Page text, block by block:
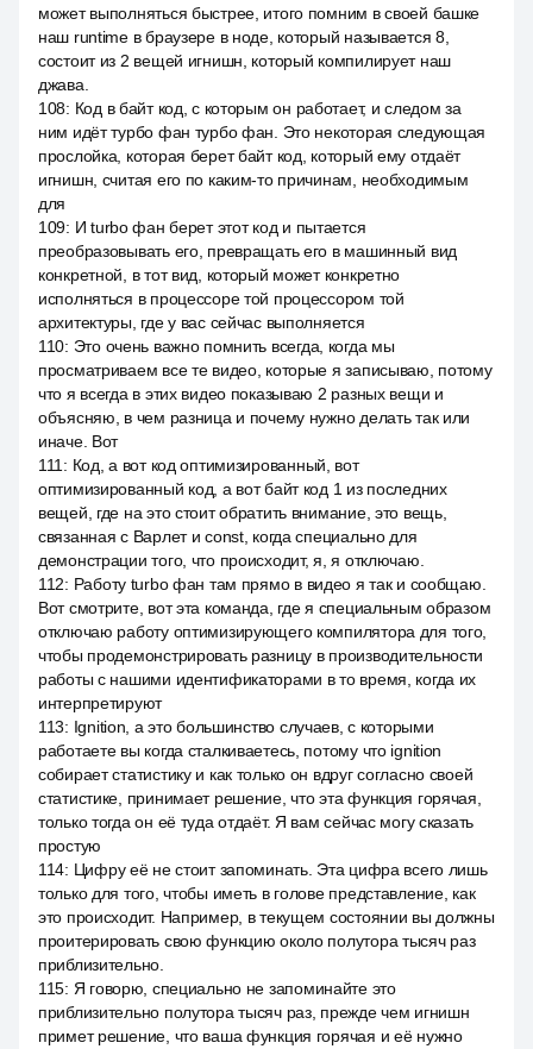
может выполняться быстрее, итого помним в своей башке
наш runtime в браузере в ноде, который называется 8,
состоит из 2 вещей игнишн, который компилирует наш
джава.
108: Код в байт код, с которым он работает, и следом за
ним идёт турбо фан турбо фан. Это некоторая следующая
прослойка, которая берет байт код, который ему отдаёт
игнишн, считая его по каким-то причинам, необходимым
для
109: И turbo фан берет этот код и пытается
преобразовывать его, превращать его в машинный вид
конкретной, в тот вид, который может конкретно
исполняться в процессоре той процессором той
архитектуры, где у вас сейчас выполняется
110: Это очень важно помнить всегда, когда мы
просматриваем все те видео, которые я записываю, потому
что я всегда в этих видео показываю 2 разных вещи и
объясняю, в чем разница и почему нужно делать так или
иначе. Вот
111 : Код, а вот код оптимизированный, вот
оптимизированный код, а вот байт код 1 из последних
вещей, где на это стоит обратить внимание, это вещь,
связанная с Варлет и const, когда специально для
демонстрации того, что происходит, я, я отключаю.
112: Работу turbo фан там прямо в видео я так и сообщаю.
Вот смотрите, вот эта команда, где я специальным образом
отключаю работу оптимизирующего компилятора для того,
чтобы продемонстрировать разницу в производительности
работы с нашими идентификаторами в то время, когда их
интерпретируют
113: Ignition, а это большинство случаев, с которыми
работаете вы когда сталкиваетесь, потому что ignition
собирает статистику и как только он вдруг согласно своей
статистике, принимает решение, что эта функция горячая,
только тогда он её туда отдаёт. Я вам сейчас могу сказать
простую
114: Цифру её не стоит запоминать. Эта цифра всего лишь
только для того, чтобы иметь в голове представление, как
это происходит. Например, в текущем состоянии вы должны
проитерировать свою функцию около полутора тысяч раз
приблизительно.
115: Я говорю, специально не запоминайте это
приблизительно полутора тысяч раз, прежде чем игнишн
примет решение, что ваша функция горячая и её нужно